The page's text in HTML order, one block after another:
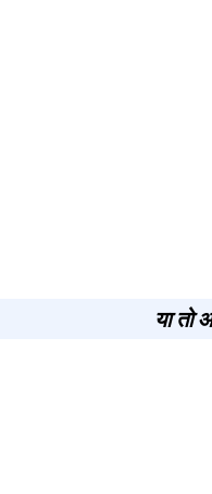
या तो